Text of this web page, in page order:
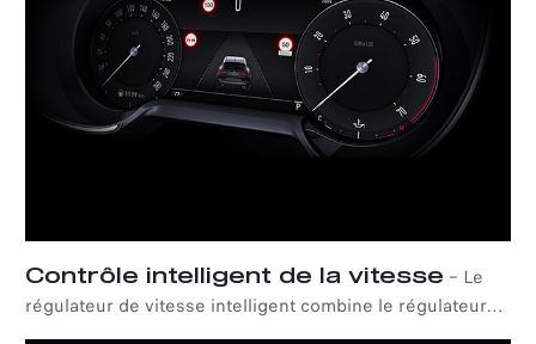
Contrôle intelligent de la vitesse – Le
régulateur de vitesse intelligent combine le régulateur
de vitesse actif et la reconnaissance des panneaux de